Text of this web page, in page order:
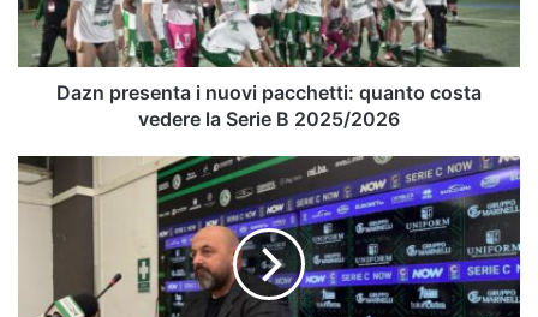
costa
vedere
la
Dazn presenta i nuovi pacchetti: quanto costa
vedere la Serie B 2025/2026
Avellino,
secondo
l’algoritmo: